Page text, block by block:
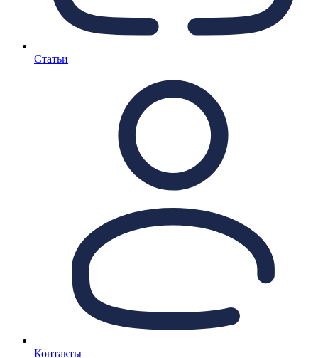
Статьи
Контакты